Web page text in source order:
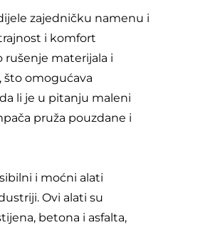
zajedničku namenu i
i komfort
materijala i
što omogućava
li je u pitanju maleni
pruža pouzdane i
i moćni alati
Ovi alati su
betona i asfalta,